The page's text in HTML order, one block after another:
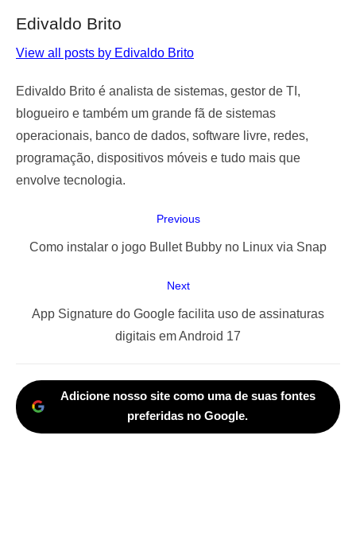
Edivaldo Brito
View all posts by Edivaldo Brito
Edivaldo Brito é analista de sistemas, gestor de TI,
blogueiro e também um grande fã de sistemas
operacionais, banco de dados, software livre, redes,
programação, dispositivos móveis e tudo mais que
envolve tecnologia.
de
Previous
Previous
Como instalar o jogo Bullet Bubby no Linux via Snap
Next
Next
App Signature do Google facilita uso de assinaturas
digitais em Android 17
Adicione nosso site como uma de suas fontes
preferidas no Google.